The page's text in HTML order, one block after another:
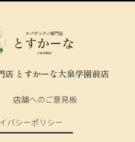
店 とすかーな大泉学園前店
店舗へのご意見板
バシーポリシー